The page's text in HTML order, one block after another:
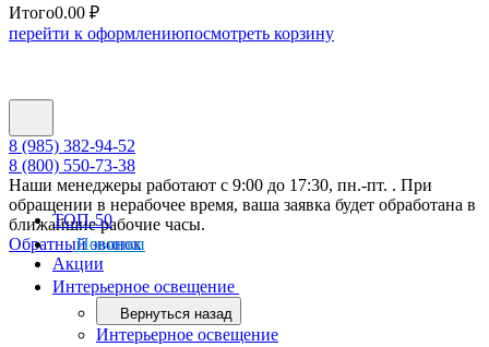
Итого0.00 ₽
перейти к оформлениюпосмотреть корзину
8 (985) 382-94-52
8 (800) 550-73-38
Наши менеджеры работают с 9:00 до 17:30, пн.-пт. . При
обращении в нерабочее время, ваша заявка будет обработана в
ближайшие рабочие часы.
Обратный звонок
ТОП-50
Новинки
Акции
Интерьерное освещение
Вернуться назад
Интерьерное освещение